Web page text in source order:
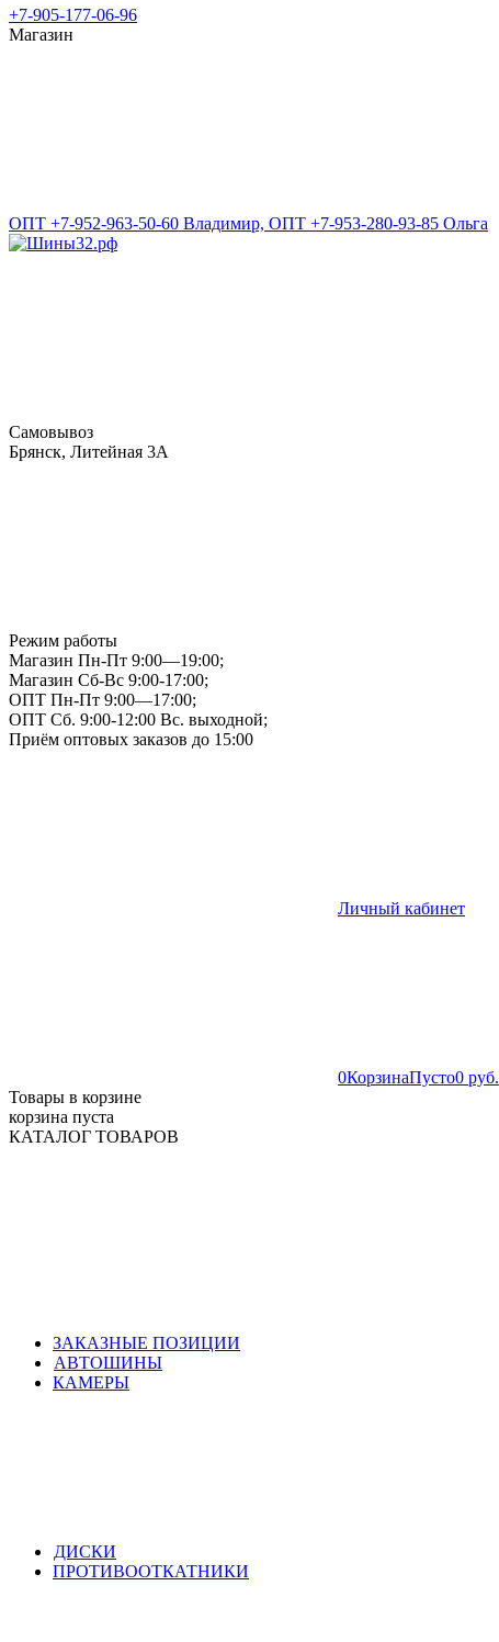
+7-905-177-06-96
Магазин
ОПТ +7-952-963-50-60 Владимир, ОПТ +7-953-280-93-85 Ольга
Самовывоз
Брянск, Литейная 3А
Режим работы
Магазин Пн-Пт 9:00—19:00;
Магазин Сб-Вс 9:00-17:00;
ОПТ Пн-Пт 9:00—17:00;
ОПТ Сб. 9:00-12:00 Вс. выходной;
Приём оптовых заказов до 15:00
Личный кабинет
0КорзинаПусто0 руб.
Товары в корзине
корзина пуста
КАТАЛОГ ТОВАРОВ
ЗАКАЗНЫЕ ПОЗИЦИИ
АВТОШИНЫ
КАМЕРЫ
ДИСКИ
ПРОТИВООТКАТНИКИ